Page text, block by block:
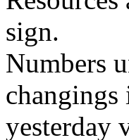
sign.
Numbers
yesterday